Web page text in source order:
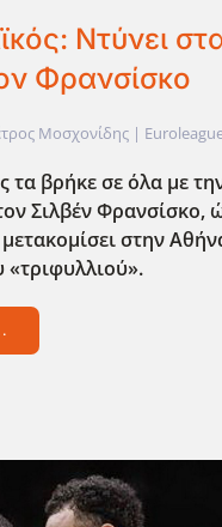
Ντύνει
Φρανσίσκο
Μοσχονίδης |
τα βρήκε σε όλα με
Σιλβέν Φρανσίσκο,
στην